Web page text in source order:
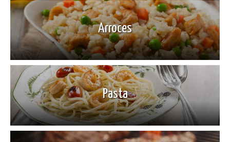
Arroces
Pasta